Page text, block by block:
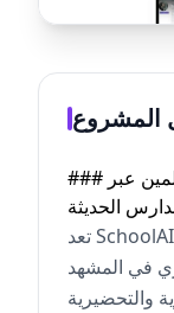
### تمكين المعلمين عبر SchoolAI: حزمة الإنتاجية
الحديثة
تعد SchoolAI منصة ذكاء اصطناعي متطورة
في المشهد
والتحضيرية